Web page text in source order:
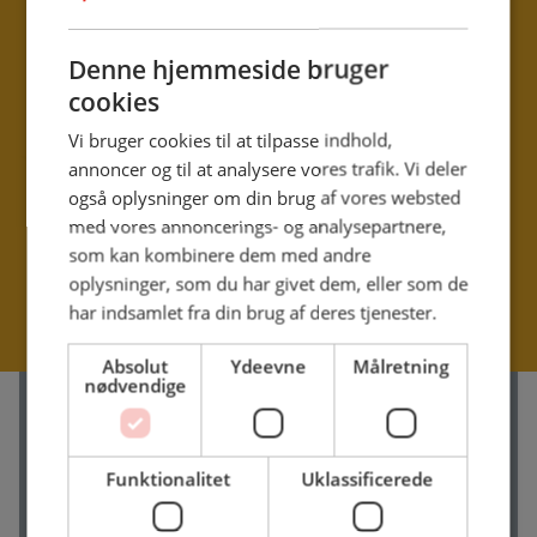
Opskrifter til professionelle
Gå på opdagelse blandt over 4000 opskrifter skabt til
professionelle kokke — fra klassiske favoritter til
moderne kreationer. Uanset om du mangler idéer til
Denne hjemmeside bruger
cookies
Vi bruger cookies til at tilpasse indhold,
annoncer og til at analysere vores trafik. Vi deler
også oplysninger om din brug af vores websted
med vores annoncerings- og analysepartnere,
som kan kombinere dem med andre
oplysninger, som du har givet dem, eller som de
har indsamlet fra din brug af deres tjenester.
Absolut
nødvendige
Ydeevne Målretning
Funktionalitet Uklassificerede